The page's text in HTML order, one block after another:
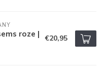
roze | €20,95